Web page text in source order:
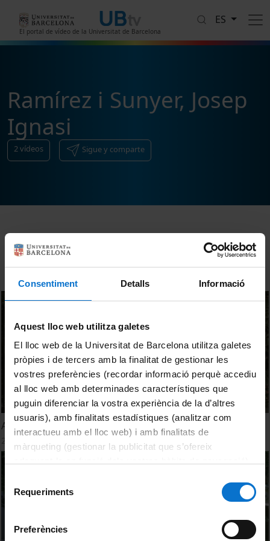
Consentiment Detalls Informació
Aquest lloc web utilitza galetes
El lloc web de la Universitat de Barcelona utilitza galetes
pròpies i de tercers amb la finalitat de gestionar les
vostres preferències (recordar informació perquè accediu
al lloc web amb determinades característiques que
puguin diferenciar la vostra experiència de la d’altres
usuaris), amb finalitats estadístiques (analitzar com
interactueu amb el lloc web) i amb finalitats de
màrqueting (gestionar la publicitat que s’ofereix
consultar laPolítica de galetes del lloc web de la
Requeriments
Preferències
El portal de vídeo de la Universitat de Barcelona
ES
Ramírez i Sunyer, Josep
Ignasi
2vídeos Sigue y comparte
Ordenar
ABP - Experiències al Grau de Bioquímica